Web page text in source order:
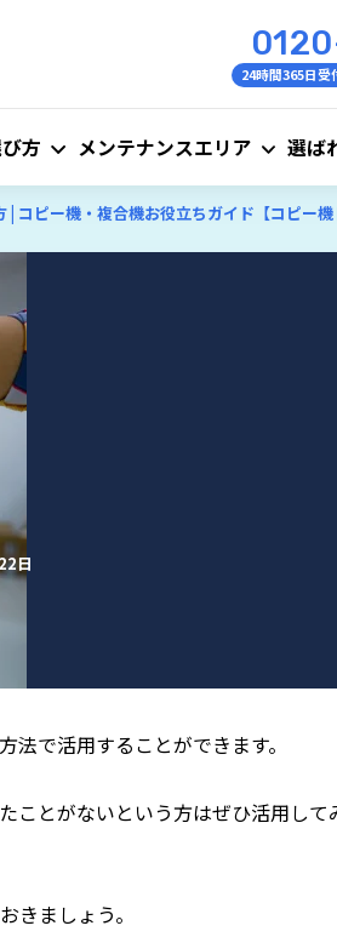
24時間365日受
方 メンテナンスエリア 選ば
コピー機・複合機お役立ちガイド【コピー機
日
で活用することができます。
ことがないという方はぜひ活用して
きましょう。